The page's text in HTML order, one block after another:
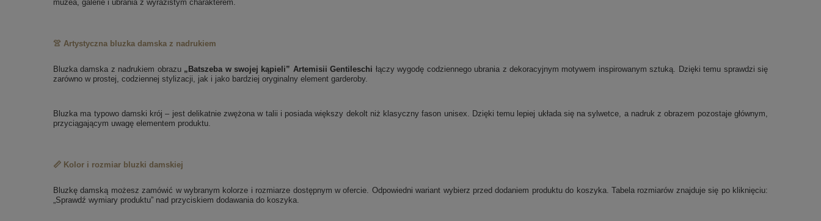
muzea, galerie i ubrania z wyrazistym charakterem.
👚 Artystyczna bluzka damska z nadrukiem
Bluzka damska z nadrukiem obrazu „Batszeba w swojej kąpieli” Artemisii Gentileschi łączy wygodę codziennego ubrania z dekoracyjnym motywem inspirowanym sztuką. Dzięki temu sprawdzi się
zarówno w prostej, codziennej stylizacji, jak i jako bardziej oryginalny element garderoby.
Bluzka ma typowo damski krój – jest delikatnie zwężona w talii i posiada większy dekolt niż klasyczny fason unisex. Dzięki temu lepiej układa się na sylwetce, a nadruk z obrazem pozostaje głównym,
przyciągającym uwagę elementem produktu.
📏 Kolor i rozmiar bluzki damskiej
Bluzkę damską możesz zamówić w wybranym kolorze i rozmiarze dostępnym w ofercie. Odpowiedni wariant wybierz przed dodaniem produktu do koszyka. Tabela rozmiarów znajduje się po kliknięciu:
„Sprawdź wymiary produktu” nad przyciskiem dodawania do koszyka.